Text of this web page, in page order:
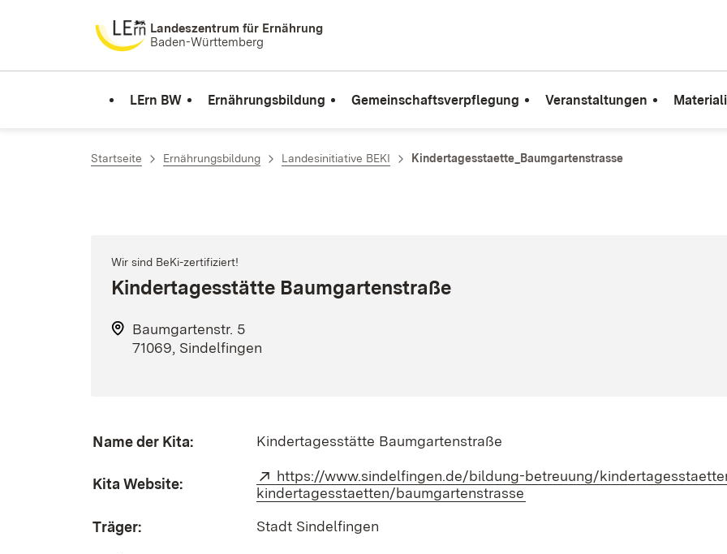
Zum Inhalt springenLandeszentrum für Ernährung
Baden-Württemberg
LErn BW Ernährungsbildung Gemeinschaftsverpflegung Veranstaltungen
Startseite Ernährungsbildung Landesinitiative BEKI Kindertagesstaette_Baumgartenstrasse
Wir sind BeKi-zertifiziert!
Kindertagesstätte Baumgartenstraße
Baumgartenstr. 5
71069, Sindelfingen
Name der Kita: Kindertagesstätte Baumgartenstraße
Kita Website: Extern:
https://www.sindelfingen.de/bildung-betreuung/
kindertagesstaetten/baumgartenstrasse
Träger:
Stadt Sindelfingen